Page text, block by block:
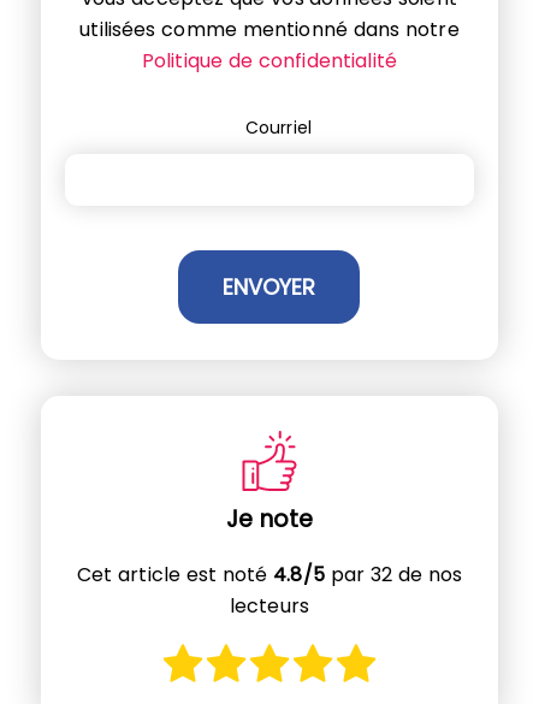
utilisées comme mentionné dans notre
Politique de confidentialité
Courriel
Je note
Cet article est noté 4.8/5par 32 de nos
lecteurs